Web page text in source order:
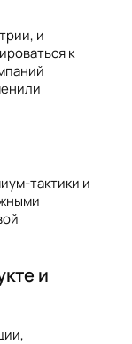
и
к
тактики и
и